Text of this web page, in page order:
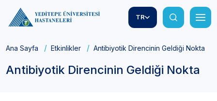
TR
Ana Sayfa Etkinlikler Antibiyotik Direncinin Geldiği Nokta
Antibiyotik Direncinin Geldiği Nokta